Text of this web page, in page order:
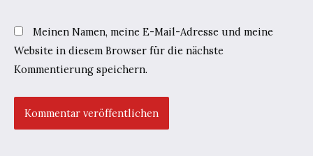
Meinen Namen, meine E-Mail-Adresse und meine
Website in diesem Browser für die nächste
Kommentierung speichern.